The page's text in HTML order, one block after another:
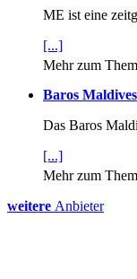
ME ist eine
[...]
Mehr zum
Baros
Das Baros
[...]
Mehr zum
weitere Anbieter